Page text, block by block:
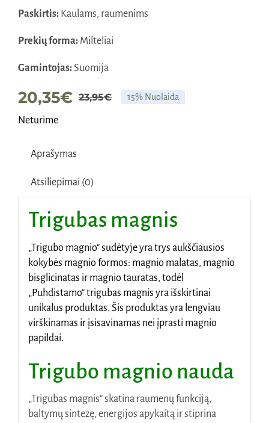
Paskirtis:Kaulams, raumenims
Prekių forma: Milteliai
Gamintojas:Suomija
23,95€Original
20,35€
Current
15% Nuolaida
Neturime
Aprašymas
Atsiliepimai (0)
Trigubas magnis
„Trigubo magnio“ sudėtyje yra trys aukščiausios
kokybės magnio formos: magnio malatas, magnio
bisglicinatas ir magnio tauratas, todėl
„Puhdistamo“ trigubas magnis yra išskirtinai
unikalus produktas. Šis produktas yra lengviau
virškinamas ir įsisavinamas nei įprasti magnio
papildai.
Trigubo magnio nauda
„Trigubas magnis“ skatina raumenų funkciją,
baltymų sintezę, energijos apykaitą ir stiprina